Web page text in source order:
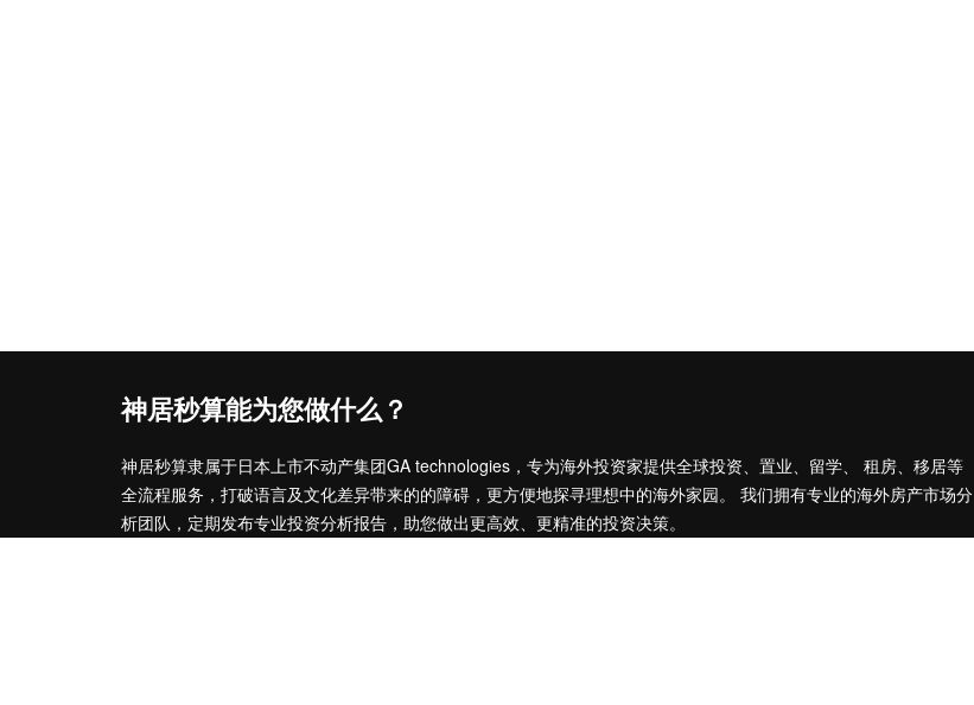
神居秒算能为您做什么？
神居秒算隶属于日本上市不动产集团GA technologies，专为海外投资家提供全球投资、置业、留学、 租房、移居等
全流程服务，打破语言及文化差异带来的的障碍，更方便地探寻理想中的海外家园。
我们拥有专业的海外房产市场分
析团队，定期发布专业投资分析报告，助您做出更高效、更精准的投资决策。